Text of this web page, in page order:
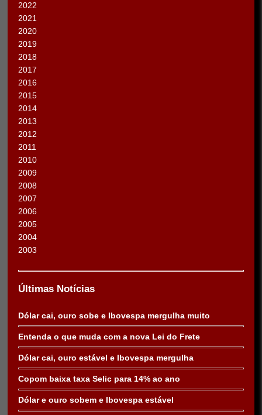
2022
2021
2020
2019
2018
2017
2016
2015
2014
2013
2012
2011
2010
2009
2008
2007
2006
2005
2004
2003
Últimas Notícias
Dólar cai, ouro sobe e Ibovespa mergulha muito
Entenda o que muda com a nova Lei do Frete
Dólar cai, ouro estável e Ibovespa mergulha
Copom baixa taxa Selic para 14% ao ano
Dólar e ouro sobem e Ibovespa estável